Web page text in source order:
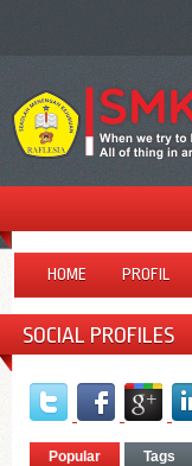
HOME PROFIL
SOCIAL PROFILES
Popular Tags